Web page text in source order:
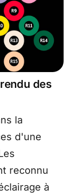
des
la
d'une
reconnu
à